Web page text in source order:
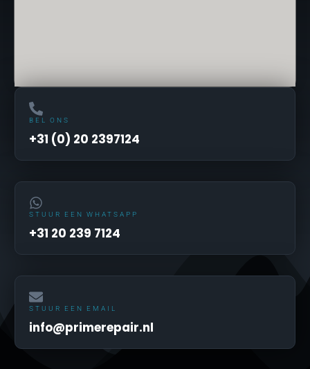
BEL ONS
+31 (0) 20 2397124
STUUR EEN WHATSAPP
+31 20 239 7124
STUUR EEN EMAIL
info@primerepair.nl